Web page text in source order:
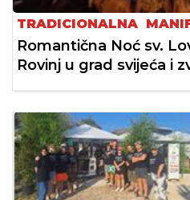
TRADICIONALNA
Romantična Noć sv.
Rovinj u grad svijeća i